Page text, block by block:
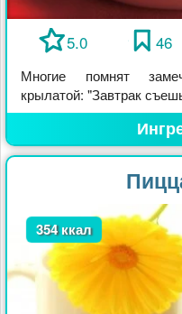
5.0 46
Многие помнят
крылатой: "Завтрак
354 ккал